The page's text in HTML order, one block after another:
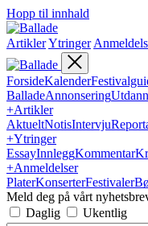
Hopp til innhald
ArtiklerYtringer
ForsideKalender
BalladeAnnonsering
+Artikler
AktueltNotisIntervju
+Ytringer
EssayInnleggKommentar
+Anmeldelser
PlaterKonserterFestivaler
Meld deg på vårt
Daglig
Ukentlig